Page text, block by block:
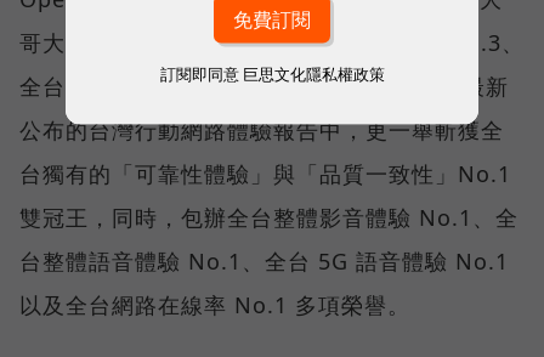
哥大不僅率先奪下「 4G／5G 在線率全球 No.3、
全台 No.1 」國際級榮譽，在 Opensignal 最新
公布的台灣行動網路體驗報告中，更一舉斬獲全
台獨有的「可靠性體驗」與「品質一致性」No.1
雙冠王，同時，包辦全台整體影音體驗 No.1、全
台整體語音體驗 No.1、全台 5G 語音體驗 No.1
以及全台網路在線率 No.1 多項榮譽。
訂閱即同意 巨思文化隱私權政策